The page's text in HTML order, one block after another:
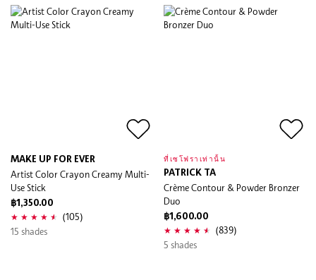
MAKE UP FOR EVER
Artist Color Crayon Creamy Multi-
Use Stick
฿1,350.00
(105)
15 shades
ที่เซโฟราเท่านั้น
PATRICK TA
Crème Contour & Powder Bronzer
Duo
฿1,600.00
(839)
5 shades